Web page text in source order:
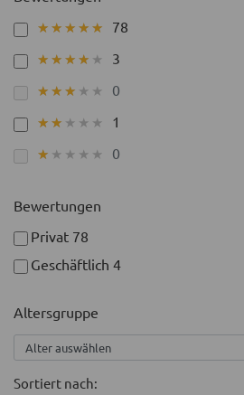
★★★★★
★★★★★ 78
★★★★★
★★★★★ 3
★★★★★
★★★★★ 0
★★★★★
★★★★★ 1
★★★★★
★★★★★ 0
Bewertungen
Privat 78
Geschäftlich 4
Altersgruppe
Sortiert nach: